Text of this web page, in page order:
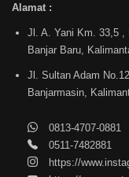
Alamat :
Jl. A. Yani Km. 33,5 ,
Banjar Baru,
Jl. Sultan Adam
Banjarmasin,
0813-4707-0881
0511-7482881
https://